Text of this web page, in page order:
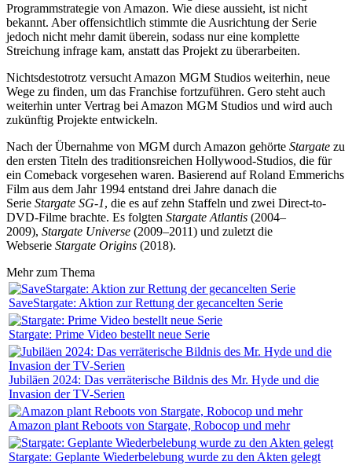
Programmstrategie von Amazon. Wie diese aussieht, ist nicht
bekannt. Aber offensichtlich stimmte die Ausrichtung der Serie
jedoch nicht mehr damit überein, sodass nur eine komplette
Streichung infrage kam, anstatt das Projekt zu überarbeiten.
Nichtsdestotrotz versucht Amazon MGM Studios weiterhin, neue
Wege zu finden, um das Franchise fortzuführen. Gero steht auch
weiterhin unter Vertrag bei Amazon MGM Studios und wird auch
zukünftig Projekte entwickeln.
Nach der Übernahme von MGM durch Amazon gehörte Stargate zu
den ersten Titeln des traditionsreichen Hollywood-Studios, die für
ein Comeback vorgesehen waren. Basierend auf Roland Emmerichs
Film aus dem Jahr 1994 entstand drei Jahre danach die
Serie Stargate SG-1, die es auf zehn Staffeln und zwei Direct-to-
DVD-Filme brachte. Es folgten Stargate Atlantis (2004–
2009), Stargate Universe (2009–2011) und zuletzt die
Webserie Stargate Origins (2018).
Mehr zum Thema
SaveStargate: Aktion zur Rettung der gecancelten Serie
Stargate: Prime Video bestellt neue Serie
Jubiläen 2024: Das verräterische Bildnis des Mr. Hyde und die
Invasion der TV-Serien
Amazon plant Reboots von Stargate, Robocop und mehr
Stargate: Geplante Wiederbelebung wurde zu den Akten gelegt